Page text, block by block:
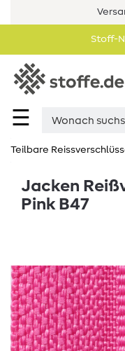
Stoff-
☰
Teilbare
Jacken
Pink B47